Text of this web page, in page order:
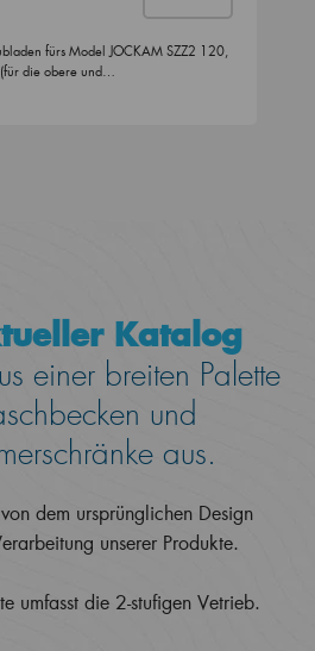
fürs Model JOCKAM SZZ2 120,
die obere und…
Katalog
einer breiten Palette
und
aus.
dem ursprünglichen Design
unserer Produkte.
umfasst die 2-stufigen Vetrieb.